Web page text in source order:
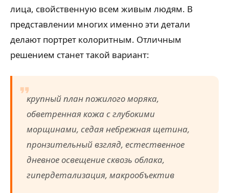
лица, свойственную всем живым людям. В
представлении многих именно эти детали
делают портрет колоритным. Отличным
решением станет такой вариант:
крупный план пожилого моряка,
обветренная кожа с глубокими
морщинами, седая небрежная щетина,
пронзительный взгляд, естественное
дневное освещение сквозь облака,
гипердетализация, макрообъектив